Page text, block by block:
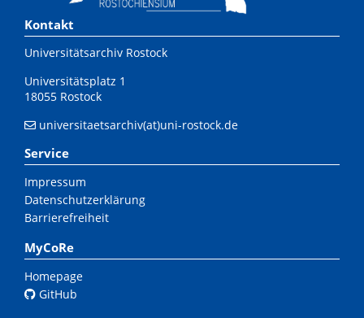
Kontakt
Universitätsarchiv Rostock
Universitätsplatz 1
18055 Rostock
universitaetsarchiv(at)uni-rostock.de
Service
Impressum
Datenschutzerklärung
Barrierefreiheit
MyCoRe
Homepage
GitHub